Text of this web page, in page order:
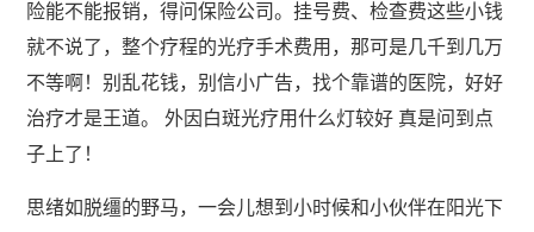
险能不能报销，得问保险公司。挂号费、检查费这些小钱
就不说了，整个疗程的光疗手术费用，那可是几千到几万
不等啊！别乱花钱，别信小广告，找个靠谱的医院，好好
治疗才是王道。 外因白斑光疗用什么灯较好 真是问到点
子上了！
思绪如脱缰的野马，一会儿想到小时候和小伙伴在阳光下